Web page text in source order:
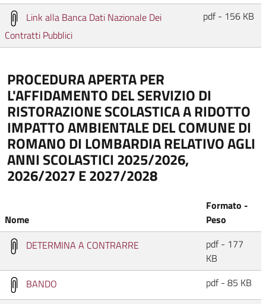
Link alla Banca Dati Nazionale Dei
Contratti Pubblici
pdf - 156 KB
PROCEDURA APERTA PER
L'AFFIDAMENTO DEL SERVIZIO DI
RISTORAZIONE SCOLASTICA A RIDOTTO
IMPATTO AMBIENTALE DEL COMUNE DI
ROMANO DI LOMBARDIA RELATIVO AGLI
ANNI SCOLASTICI 2025/2026,
2026/2027 E 2027/2028
Nome
Formato -
Peso
DETERMINA A CONTRARRE
pdf - 177
KB
BANDO
pdf - 85 KB